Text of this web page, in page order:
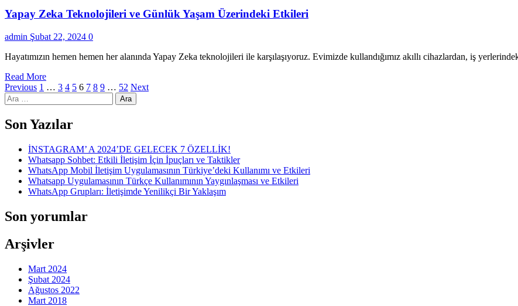
Yapay Zeka Teknolojileri ve Günlük Yaşam Üzerindeki Etkileri
admin Şubat 22, 2024 0
Hayatımızın hemen hemen her alanında Yapay Zeka teknolojileri ile karşılaşıyoruz. Evimizde kullandığımız akıllı cihazlardan, iş
Read More
Yazı
sayfalaması
Previous 1 … 3 4 5 6 7 8 9 … 52 Next
Arama:
Son Yazılar
İNSTAGRAM’ A 2024’DE GELECEK 7 ÖZELLİK!
Whatsapp Sohbet: Etkili İletişim İçin İpuçları ve Taktikler
WhatsApp Mobil İletişim Uygulamasının Türkiye’deki Kullanımı ve Etkileri
Whatsapp Uygulamasının Türkçe Kullanımının Yaygınlaşması ve Etkileri
WhatsApp Grupları: İletişimde Yenilikçi Bir Yaklaşım
Son yorumlar
Arşivler
Mart 2024
Şubat 2024
Ağustos 2022
Mart 2018